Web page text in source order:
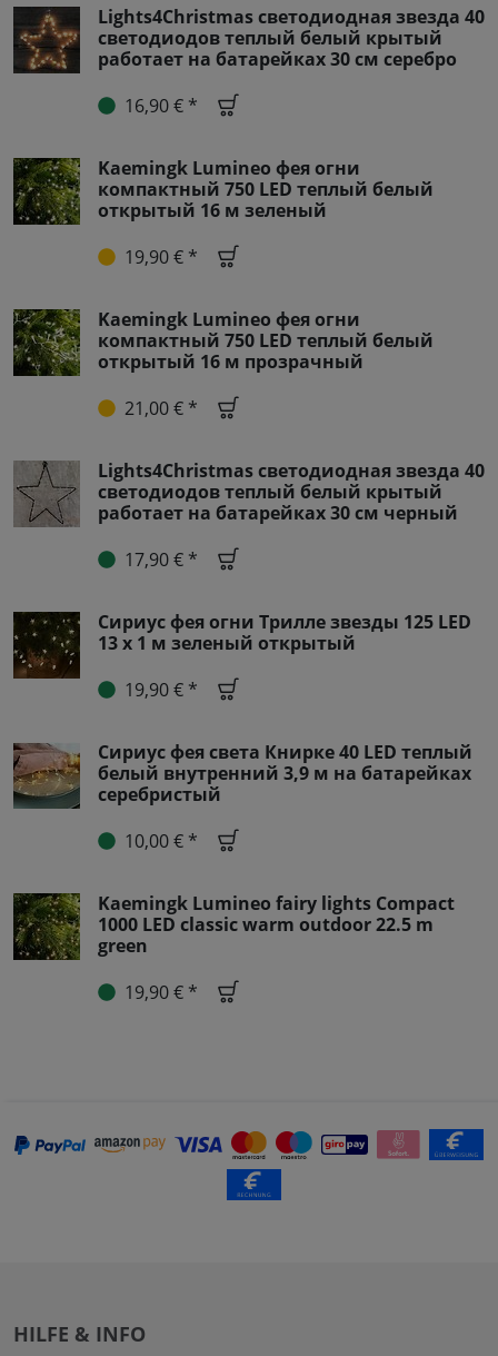
Lights4Christmas светодиодная звезда 40
светодиодов теплый белый крытый
работает на батарейках 30 см серебро
16,90 € *
Kaemingk Lumineo фея огни
компактный 750 LED теплый белый
открытый 16 м зеленый
19,90 € *
Kaemingk Lumineo фея огни
компактный 750 LED теплый белый
открытый 16 м прозрачный
21,00 € *
Lights4Christmas светодиодная звезда 40
светодиодов теплый белый крытый
работает на батарейках 30 см черный
17,90 € *
Сириус фея огни Трилле звезды 125 LED
13 х 1 м зеленый открытый
19,90 € *
Сириус фея света Книрке 40 LED теплый
белый внутренний 3,9 м на батарейках
серебристый
10,00 € *
Kaemingk Lumineo fairy lights Compact
1000 LED classic warm outdoor 22.5 m
green
19,90 € *
HILFE & INFO